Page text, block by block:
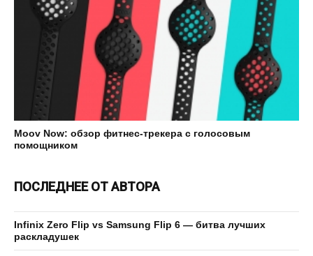
Moov Now: обзор фитнес-трекера с голосовым
помощником
ПОСЛЕДНЕЕ ОТ АВТОРА
Infinix Zero Flip vs Samsung Flip 6 — битва лучших
раскладушек